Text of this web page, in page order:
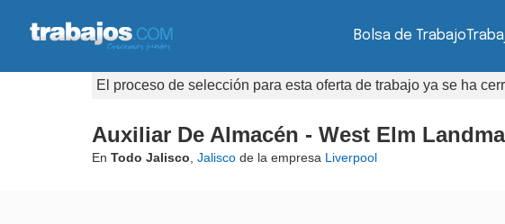
Bolsa de Trabajo
El proceso de selección para esta oferta de trabajo ya se ha
Auxiliar De Almacén - West Elm
En Todo Jalisco Jalisco de la empresa Liverpool